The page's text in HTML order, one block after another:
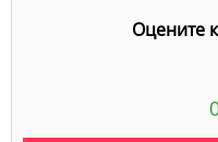
Оцените